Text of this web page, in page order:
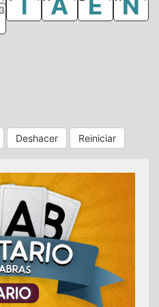
3
Deshacer Reiniciar